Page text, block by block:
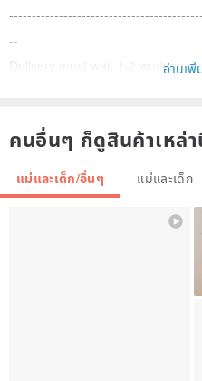
--
Delivery must wait 1-2 working
advance, and the shipment will be
--
T シャツmale, ラウンドネック
อ่านเพิ่
คนอื่นๆ ก็ดูสินค้าเหล่
แม่และเด็ก/อื่นๆ แม่และเด็ก